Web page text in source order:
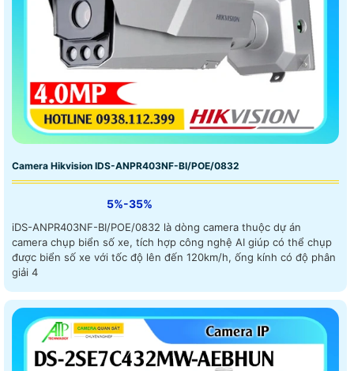
Camera Hikvision IDS-ANPR403NF-BI/POE/0832
5%-35%
iDS-ANPR403NF-BI/POE/0832 là dòng camera thuộc dự án
camera chụp biển số xe, tích hợp công nghệ AI giúp có thể chụp
được biển số xe với tốc độ lên đến 120km/h, ống kính có độ phân
giải 4